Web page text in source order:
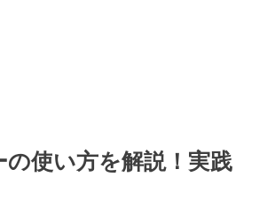
使い方を解説！実践